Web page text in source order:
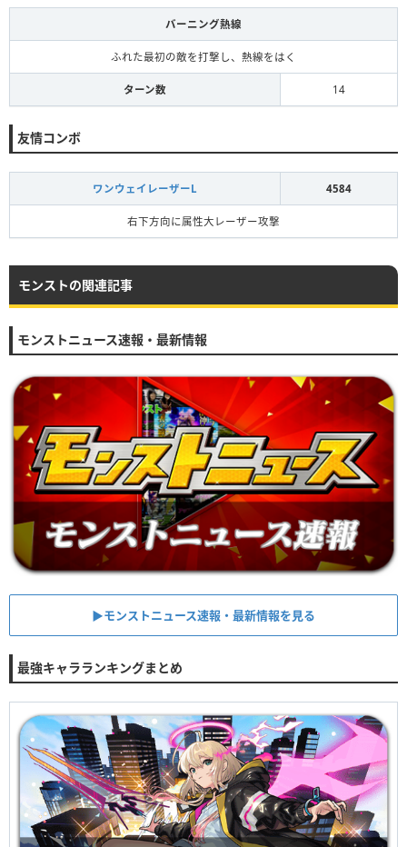
バーニング熱線
ふれた最初の敵を打撃し、熱線をはく
ターン数 14
友情コンボ
ワンウェイレーザーL 4584
右下方向に属性大レーザー攻撃
モンストの関連記事
モンストニュース速報・最新情報
▶︎モンストニュース速報・最新情報を見る
最強キャラランキングまとめ